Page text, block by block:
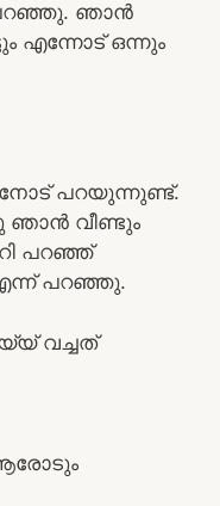
പറഞ്ഞു. ഞാൻ
എന്നോട് ഒന്നും
പറയുന്നുണ്ട്.
ഞാൻ വീണ്ടും
പറഞ്ഞ്
പറഞ്ഞു.
വച്ചത്